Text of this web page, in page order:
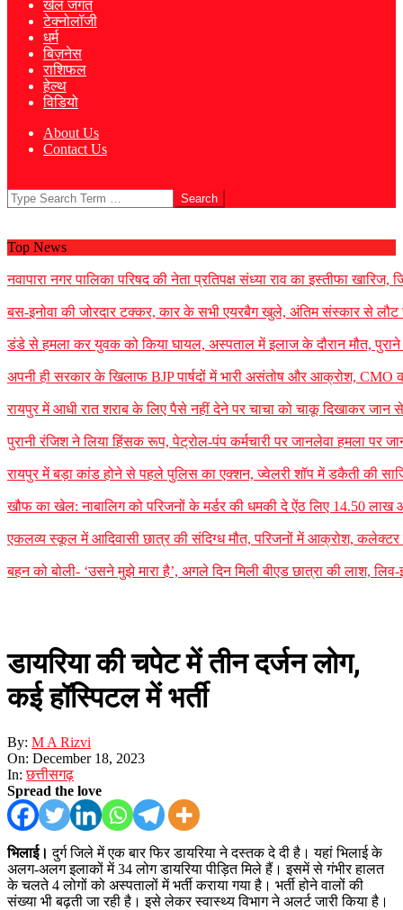
खेल जगत
टेक्नोलॉजी
धर्म
बिज़नेस
राशिफल
हेल्थ
विडियो
About Us
Contact Us
Search
Top News
नवापारा नगर पालिका परिषद की नेता प्रतिपक्ष संध्या राव का इस्तीफा
बस-इनोवा की जोरदार टक्कर, कार के सभी एयरबैग खुले, अंतिम संस्कार से लौट
डंडे से हमला कर युवक को किया घायल, अस्पताल में इलाज के दौरान मौत, पुराने
अपनी ही सरकार के खिलाफ BJP पार्षदों में भारी असंतोष और आक्रोश, CMO
रायपुर में आधी रात शराब के लिए पैसे नहीं देने पर चाचा को चाकू दिखाकर जान से
पुरानी रंजिश ने लिया हिंसक रूप, पेट्रोल-पंप कर्मचारी पर जानलेवा हमला पर
रायपुर में बड़ा कांड होने से पहले पुलिस का एक्शन, ज्वेलरी शॉप में डकैती की
खौफ का खेल: नाबालिग को परिजनों के मर्डर की धमकी दे ऐंठ लिए 14.50 लाख
एकलव्य स्कूल में आदिवासी छात्र की संदिग्ध मौत, परिजनों में आक्रोश, कलेक्टर ने
बहन को बोली- ‘उसने मुझे मारा है’, अगले दिन मिली बीएड छात्रा की लाश,
डायरिया की चपेट में तीन दर्जन लोग,
कई हॉस्पिटल में भर्ती
By: M A Rizvi
On: December 18, 2023
In: छत्तीसगढ़
Spread the love
भिलाई। दुर्ग जिले में एक बार फिर डायरिया ने दस्तक दे दी है। यहां भिलाई के
अलग-अलग इलाकों में 34 लोग डायरिया पीड़ित मिले हैं। इसमें से गंभीर हालत
के चलते 4 लोगों को अस्पतालों में भर्ती कराया गया है। भर्ती होने वालों की
संख्या भी बढ़ती जा रही है। इसे लेकर स्वास्थ्य विभाग ने अलर्ट जारी किया है।